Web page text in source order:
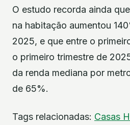
O estudo recorda ainda
na habitação aumentou
2025, e que entre o
o primeiro trimestre de
da renda mediana por
de 65%.
Tags relacionadas: Casas